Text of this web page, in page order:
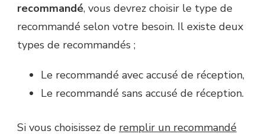
recommandé, vous devrez choisir le type de
recommandé selon votre besoin. Il existe deux
types de recommandés ;
Le recommandé avec accusé de réception,
Le recommandé sans accusé de réception.
Si vous choisissez de remplir un recommandé